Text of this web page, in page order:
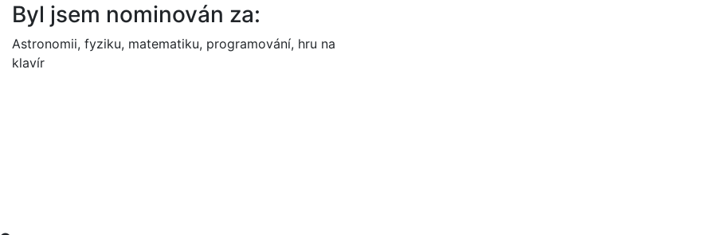
Byl jsem nominován za:
Astronomii, fyziku, matematiku, programování, hru na
klavír